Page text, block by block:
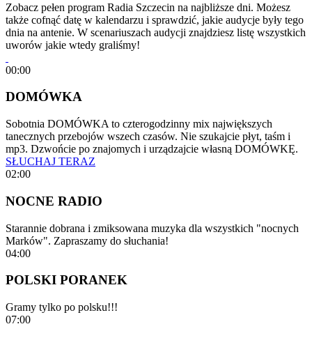
Zobacz pełen program Radia Szczecin na najbliższe dni. Możesz
także cofnąć datę w kalendarzu i sprawdzić, jakie audycje były tego
dnia na antenie. W scenariuszach audycji znajdziesz listę wszystkich
uworów jakie wtedy graliśmy!
00:00
DOMÓWKA
Sobotnia DOMÓWKA to czterogodzinny mix największych
tanecznych przebojów wszech czasów. Nie szukajcie płyt, taśm i
mp3. Dzwońcie po znajomych i urządzajcie własną DOMÓWKĘ.
SŁUCHAJ TERAZ
02:00
NOCNE RADIO
Starannie dobrana i zmiksowana muzyka dla wszystkich "nocnych
Marków". Zapraszamy do słuchania!
04:00
POLSKI PORANEK
Gramy tylko po polsku!!!
07:00